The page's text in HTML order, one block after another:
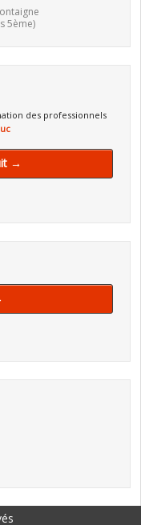
5ème)
des professionnels
→